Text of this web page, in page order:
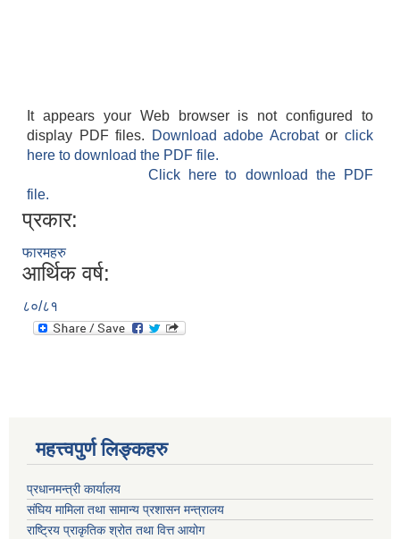
It appears your Web browser is not configured to
display PDF files.
Download adobe Acrobatorclick
here to download the PDF file.
Click here to download the PDF
file.
प्रकार:
फारमहरु
आर्थिक वर्ष:
८०/८१
महत्त्वपुर्ण लिङ्कहरु
प्रधानमन्त्री कार्यालय
संघिय मामिला तथा सामान्य प्रशासन मन्त्रालय
राष्ट्रिय प्राकृतिक श्रोत तथा वित्त आयोग